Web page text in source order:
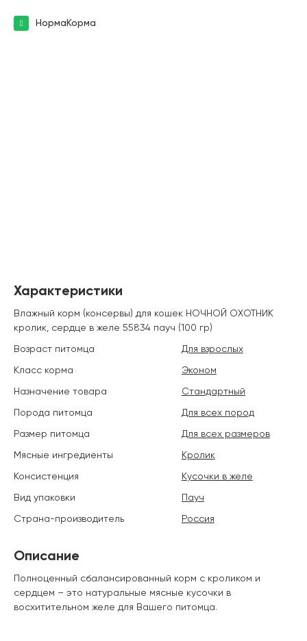
НормаКорма
Описание
Полноценный сбалансированный корм с кроликом и
сердцем – это натуральные мясные кусочки в
восхитительном желе для Вашего питомца.
Характеристики
Влажный корм (консервы) для кошек НОЧНОЙ ОХОТНИК
кролик, сердце в желе 55834 пауч (100 гр)
Возраст питомца
Для взрослых
Класс корма
Эконом
Назначение товара
Стандартный
Порода питомца
Для всех пород
Размер питомца
Для всех размеров
Мясные ингредиенты
Кролик
Консистенция
Кусочки в желе
Вид упаковки
Пауч
Страна-производитель
Россия